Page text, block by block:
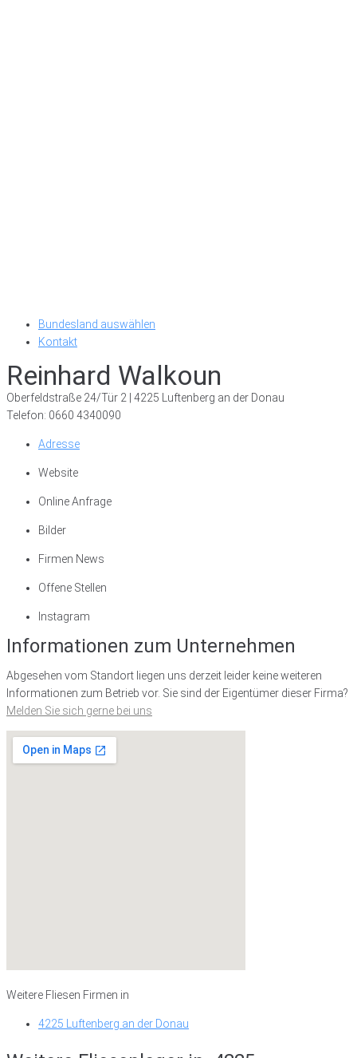
Bundesland auswählen
Kontakt
Reinhard Walkoun
Oberfeldstraße 24/Tür 2 | 4225 Luftenberg an der Donau
Telefon: 0660 4340090
Adresse
Website
Online Anfrage
Bilder
Firmen News
Offene Stellen
Instagram
Informationen zum Unternehmen
Abgesehen vom Standort liegen uns derzeit leider keine weiteren
Informationen zum Betrieb vor. Sie sind der Eigentümer dieser Firma?
Melden Sie sich gerne bei uns
Weitere Fliesen Firmen in
4225 Luftenberg an der Donau